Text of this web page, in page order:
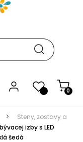
0
Steny, zostavy a
izby s LED
šedá